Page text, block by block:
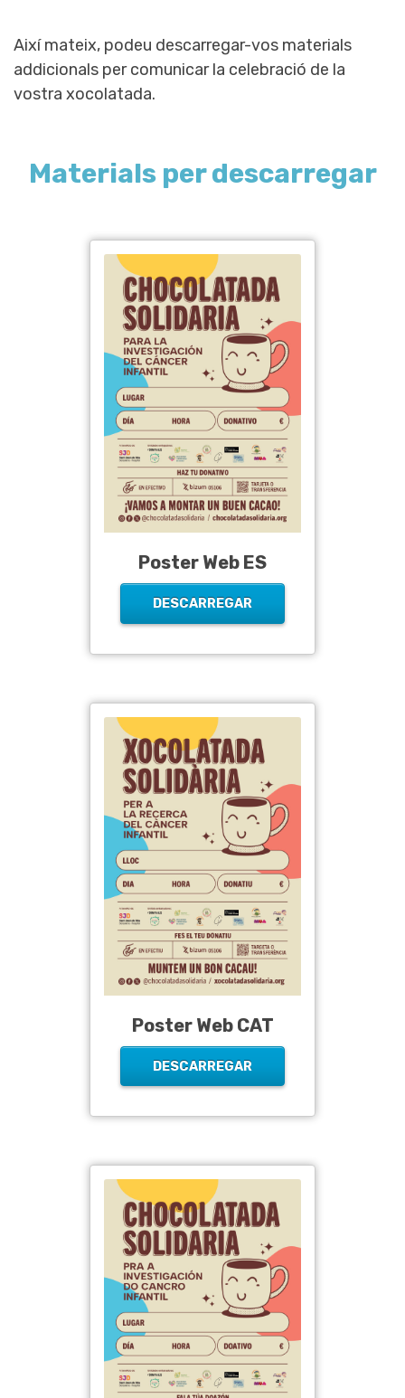
Així mateix, podeu descarregar-vos materials
addicionals per comunicar la celebració de la
vostra xocolatada.
Materials per descarregar
Poster Web ES
DESCARREGAR
Poster Web CAT
DESCARREGAR